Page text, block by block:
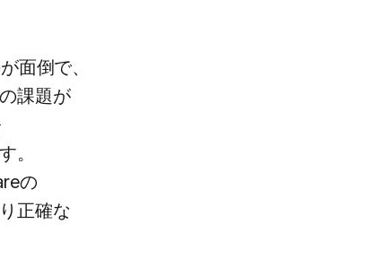
面倒で、​
課題が​
。​
の​
正確な​